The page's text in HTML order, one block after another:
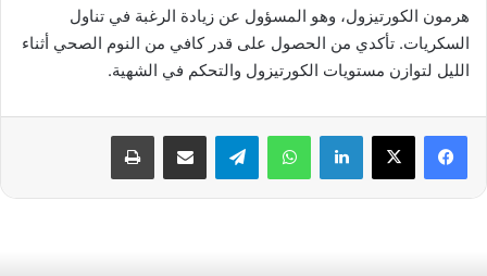
هرمون الكورتيزول، وهو المسؤول عن زيادة الرغبة في تناول
السكريات. تأكدي من الحصول على قدر كافي من النوم الصحي أثناء
الليل لتوازن مستويات الكورتيزول والتحكم في الشهية.
فيسبوك لينكدإن واتساب